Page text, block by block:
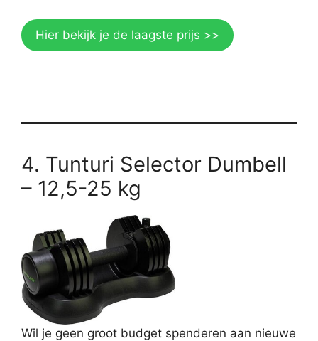
Hier bekijk je de laagste prijs >>
4. Tunturi Selector Dumbell
– 12,5-25 kg
Wil je geen groot budget spenderen aan nieuwe